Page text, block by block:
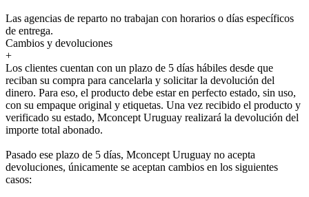
Las agencias de reparto no trabajan con horarios o días específicos
de entrega.
Cambios y devoluciones
+
Los clientes cuentan con un plazo de 5 días hábiles desde que
reciban su compra para cancelarla y solicitar la devolución del
dinero. Para eso, el producto debe estar en perfecto estado, sin uso,
con su empaque original y etiquetas. Una vez recibido el producto y
verificado su estado, Mconcept Uruguay realizará la devolución del
importe total abonado.
Pasado ese plazo de 5 días, Mconcept Uruguay no acepta
devoluciones, únicamente se aceptan cambios en los siguientes
casos: